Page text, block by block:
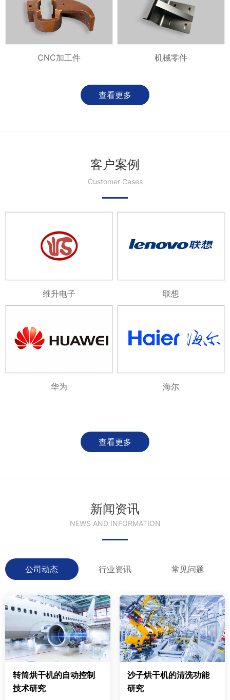
CNC加工件 机械零件
查看更多
客户案例
Customer Cases
维升电子 联想
华为 海尔
查看更多
新闻资讯
NEWS AND INFORMATION
公司动态 行业资讯 常见问题
转筒烘干机的自动控制
技术研究
沙子烘干机的清洗功能
研究